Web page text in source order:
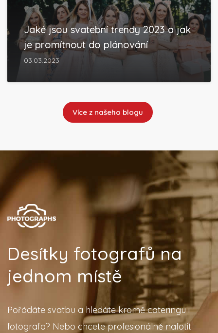
Jaké jsou svatební trendy 2023 a jak
je promítnout do plánování
03.03.2023
Více z našeho blogu
Desítky fotografů na
jednom místě
Pořádáte svatbu a hledáte kromě cateringu i
fotografa? Nebo chcete profesionálně nafotit